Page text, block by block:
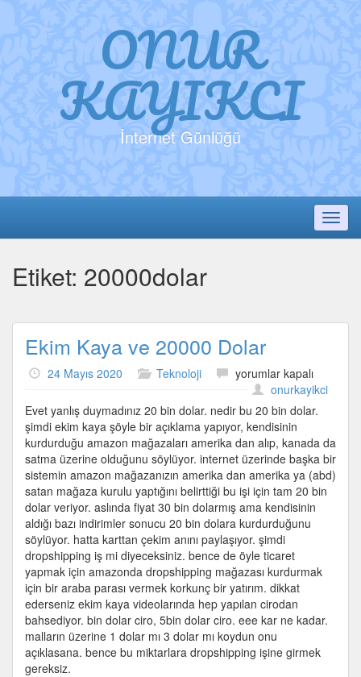
ONUR
KAYIKCI
İnternet Günlüğü
Etiket: 20000dolar
Ekim Kaya ve 20000 Dolar
24 Mayıs 2020 Teknoloji
Ekim
Kaya
ve
20000
Dolar
için
yorumlar kapalı
onurkayikci
Evet yanlış duymadınız 20 bin dolar. nedir bu 20 bin dolar.
şimdi ekim kaya şöyle bir açıklama yapıyor, kendisinin
kurdurduğu amazon mağazaları amerika dan alıp, kanada da
satma üzerine olduğunu söylüyor. internet üzerinde başka bir
sistemin amazon mağazanızın amerika dan amerika ya (abd)
satan mağaza kurulu yaptığını belirttiği bu işi için tam 20 bin
dolar veriyor. aslında fiyat 30 bin dolarmış ama kendisinin
aldığı bazı indirimler sonucu 20 bin dolara kurdurduğunu
söylüyor. hatta karttan çekim anını paylaşıyor. şimdi
dropshipping iş mi diyeceksiniz. bence de öyle ticaret
yapmak için amazonda dropshipping mağazası kurdurmak
için bir araba parası vermek korkunç bir yatırım. dikkat
ederseniz ekim kaya videolarında hep yapılan cirodan
bahsediyor. bin dolar ciro, 5bin dolar ciro. eee kar ne kadar.
malların üzerine 1 dolar mı 3 dolar mı koydun onu
açıklasana. bence bu miktarlara dropshipping işine girmek
gereksiz.